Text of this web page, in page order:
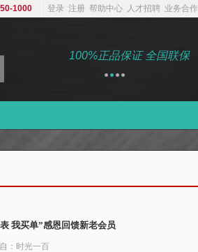
1000 登录 注册 帮助中心 人才招聘 业务合作
100%正品保证 全国联保
我买单”感恩回馈新老会员
：时光一百